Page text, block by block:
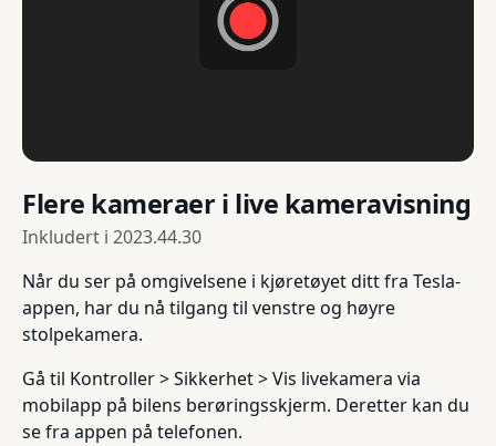
Flere kameraer i live kameravisning
Inkludert i 2023.44.30
Når du ser på omgivelsene i kjøretøyet ditt fra Tesla-
appen, har du nå tilgang til venstre og høyre
stolpekamera.
Gå til Kontroller > Sikkerhet > Vis livekamera via
mobilapp på bilens berøringsskjerm. Deretter kan du
se fra appen på telefonen.